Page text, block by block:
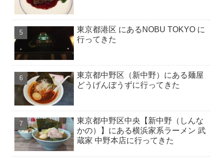
東京都港区 にあるNOBU TOKYO に
行ってきた
東京都中野区（新中野）にある麺屋
どうげんぼうずに行ってきた
東京都中野区中央【新中野（しんな
かの）】にある横浜家系ラーメン 武
蔵家 中野本店に行ってきた